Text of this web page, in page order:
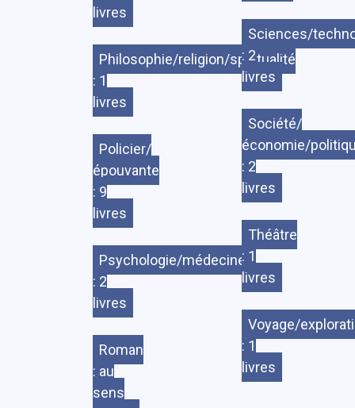
livres
Philosophie/religion/spiritualité
: 1
livres
Policier/
épouvante
: 9
livres
Psychologie/médecine
: 2
livres
Roman
: au
sens
Sciences/
: 2
livres
Société/
économie/
: 2
livres
Théâtre
: 1
livres
Voyage/
: 1
livres